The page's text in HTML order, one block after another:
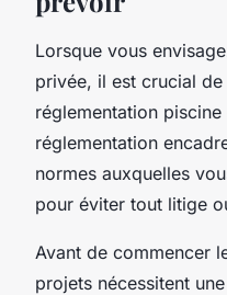
Lorsque vous
privée, il est crucial
réglementation
réglementation
normes auxquelles
pour éviter tout litige
Avant de commencer
projets nécessitent